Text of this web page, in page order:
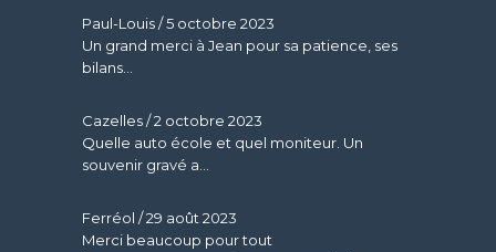
Paul-Louis/5 octobre 2023
Un grand merci à Jean pour sa patience, ses
bilans...
Cazelles/2 octobre 2023
Quelle auto école et quel moniteur. Un
souvenir gravé a...
Ferréol /29 août 2023
Merci beaucoup pour tout